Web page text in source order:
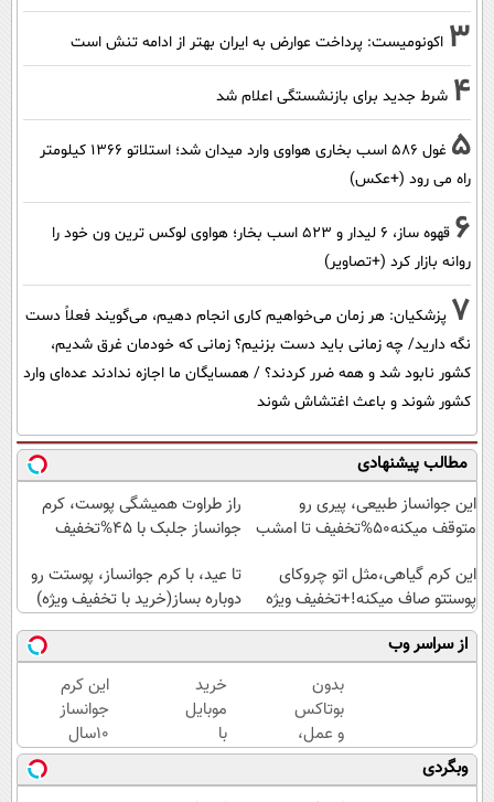
3 اکونومیست: پرداخت عوارض به ایران بهتر از ادامه تنش است
4 شرط جدید برای بازنشستگی اعلام شد
5
غول 586 اسب بخاری هواوی وارد میدان شد؛ استلاتو 1366 کیلومتر
راه می رود (+عکس)
6
قهوه ساز، 6 لیدار و 523 اسب بخار؛ هواوی لوکس ترین ون خود را
روانه بازار کرد (+تصاویر)
7 پزشکیان: هر زمان می‌خواهیم کاری انجام دهیم، می‌گویند فعلاً دست
نگه دارید/ چه زمانی باید دست بزنیم؟ زمانی که خودمان غرق شدیم،
کشور نابود شد و همه ضرر کردند؟ / همسایگان ما اجازه ندادند عده‌ای وارد
کشور شوند و باعث اغتشاش شوند
مطالب پیشنهادی
این جوانساز طبیعی، پیری رو
متوقف میکنه50%تخفیف تا امشب
راز طراوت همیشگی پوست، کرم
جوانساز جلبک با 45%تخفیف
این کرم گیاهی،مثل اتو چروکای
پوستتو صاف میکنه!+تخفیف ویژه
تا عید، با کرم جوانساز، پوستت رو
دوباره بساز(خرید با تخفیف ویژه)
از سراسر وب
بدون
بوتاکس
و عمل،
با این
کرم
خرید
موبایل
با
اسنپ
پی | در
این کرم
جوانساز
10سال
سنتو
کم
وبگردی